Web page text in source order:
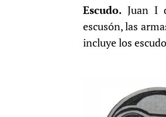
Escudo.Juan I
escusón, las
incluye los